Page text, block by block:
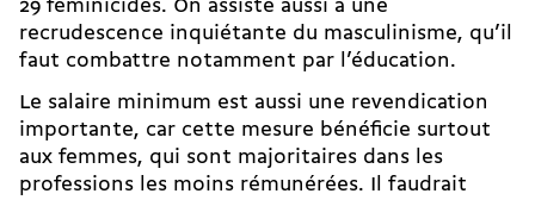
29 féminicides. On assiste aussi à une
recrudescence inquiétante du masculinisme, qu’il
faut combattre notamment par l’éducation.
Le salaire minimum est aussi une revendication
importante, car cette mesure bénéficie surtout
aux femmes, qui sont majoritaires dans les
professions les moins rémunérées. Il faudrait